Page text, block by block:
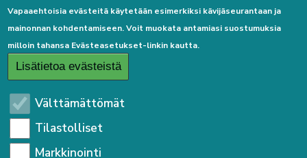
Linkkejä
Etusivulle
Kirjaudu sisään
Saavutettavuusseloste
Vapaaehtoisia evästeitä käytetään esimerkiksi kävijäseurantaan ja
mainonnan kohdentamiseen. Voit muokata antamiasi suostumuksia
milloin tahansa Evästeasetukset-linkin kautta.
Lisätietoa evästeistä
Välttämättömät
Tilastolliset
Markkinointi